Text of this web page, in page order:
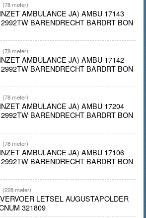
(78 meter)
AMBULANCE JA) AMBU 17143
BARENDRECHT BARDRT BON
(78 meter)
AMBULANCE JA) AMBU 17142
BARENDRECHT BARDRT BON
(78 meter)
AMBULANCE JA) AMBU 17204
BARENDRECHT BARDRT BON
(78 meter)
AMBULANCE JA) AMBU 17106
BARENDRECHT BARDRT BON
(228 meter)
LETSEL AUGUSTAPOLDER
321809